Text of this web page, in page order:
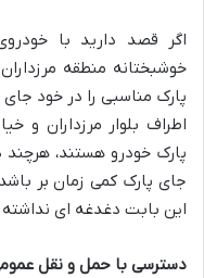
اگر قصد دارید با
خوشبختانه منطقه
پارک مناسبی را در خود
اطراف بلوار مرزداران و
پارک خودرو هستند،
جای پارک کمی زمان بر
این بابت دغدغه ای
دسترسی با حمل و نقل